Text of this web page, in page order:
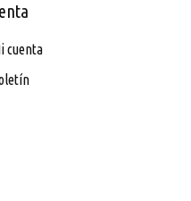
cuenta